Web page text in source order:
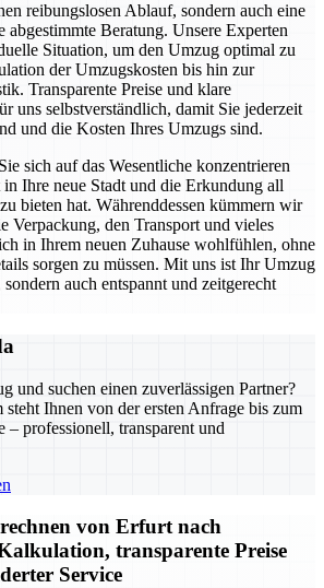
reibungslosen Ablauf, sondern auch eine
abgestimmte Beratung. Unsere Experten
Situation, um den Umzug optimal zu
der Umzugskosten bis hin zur
Transparente Preise und klare
uns selbstverständlich, damit Sie jederzeit
und die Kosten Ihres Umzugs sind.
sich auf das Wesentliche konzentrieren
Ihre neue Stadt und die Erkundung all
bieten hat. Währenddessen kümmern wir
Verpackung, den Transport und vieles
in Ihrem neuen Zuhause wohlfühlen, ohne
sorgen zu müssen. Mit uns ist Ihr Umzug
auch entspannt und zeitgerecht
und suchen einen zuverlässigen Partner?
steht Ihnen von der ersten Anfrage bis zum
– professionell, transparent und
von Erfurt nach
transparente Preise
Service